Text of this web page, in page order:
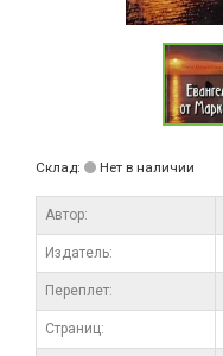
Склад: Нет в наличии
Автор:
Издатель:
Переплет:
Cтраниц: